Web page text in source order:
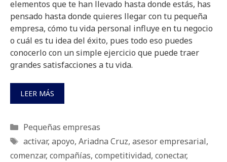
elementos que te han llevado hasta donde estás, has
pensado hasta donde quieres llegar con tu pequeña
empresa, cómo tu vida personal influye en tu negocio
o cuál es tu idea del éxito, pues todo eso puedes
conocerlo con un simple ejercicio que puede traer
grandes satisfacciones a tu vida.
LEER MÁS
Categorías
Pequeñas empresas
Etiquetas
activar, apoyo, Ariadna Cruz, asesor empresarial,
comenzar, compañías, competitividad, conectar,